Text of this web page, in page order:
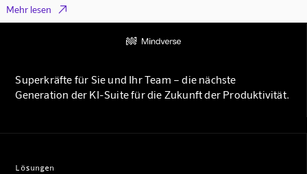
Mehr lesen 
Superkräfte für Sie und Ihr Team – die nächste
Generation der KI-Suite für die Zukunft der Produktivität.
Lösungen